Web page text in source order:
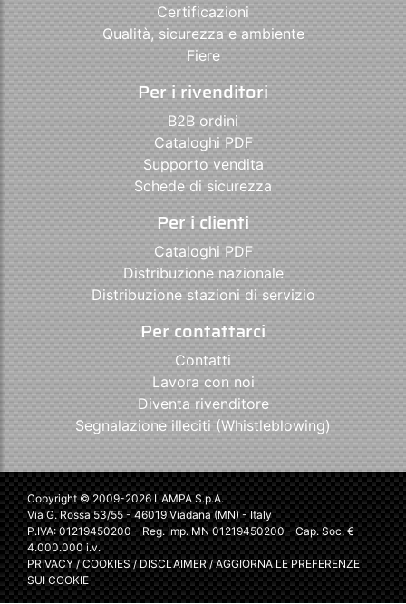
Certificazioni
Qualità, sicurezza e ambiente
Fiere
Per i rivenditori
B2B ordini
Cataloghi PDF
Supporto vendita
Schede di sicurezza
Per i clienti
Cataloghi PDF
Distribuzione nazionale
Distribuzione stazioni di servizio
Per contattarci
Contatti
Lavora con noi
Diventa rivenditore
Segnalazione illeciti (Whistleblowing)
Copyright © 2009-2026 LAMPA S.p.A.
Via G. Rossa 53/55 - 46019 Viadana (MN) - Italy
P.IVA: 01219450200 - Reg. Imp. MN 01219450200 - Cap. Soc. €
4.000.000 i.v.
PRIVACY/COOKIES/DISCLAIMER/AGGIORNA LE PREFERENZE
SUI COOKIE